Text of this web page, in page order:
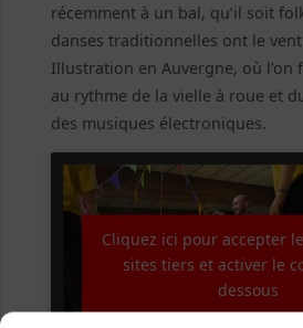
récemment à un bal, qu’il soit
danses traditionnelles ont le
Illustration en Auvergne, où l’on
au rythme de la vielle à roue et
des musiques électroniques.
Cliquez ici pour accepter
sites tiers et activer le
dessous